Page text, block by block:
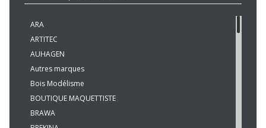
ARA
ARTITEC
AUHAGEN
Autres marques
Bois Modélisme
BOUTIQUE MAQUETTISTE
BRAWA